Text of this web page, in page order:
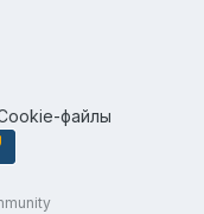
файлы